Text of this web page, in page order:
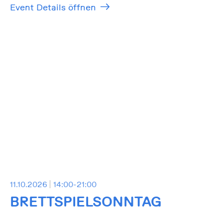
Event Details öffnen
11.10.2026 14:00-21:00
BRETTSPIELSONNTAG